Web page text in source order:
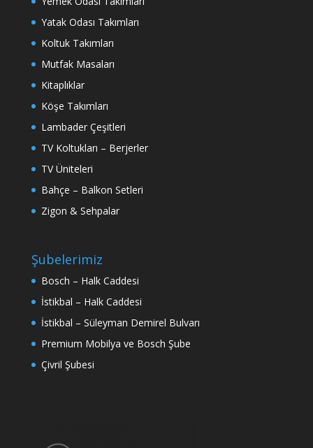
Yatak Odası Takımları
Koltuk Takımları
Mutfak Masaları
Kitaplıklar
Köşe Takımları
Lambader Çeşitleri
TV Koltukları – Berjerler
TV Üniteleri
Bahçe – Balkon Setleri
Zigon & Sehpalar
Şubelerimiz
Bosch – Halk Caddesi
İstikbal – Halk Caddesi
İstikbal – Süleyman Demirel Bulvarı
Premium Mobilya ve Bosch Şube
Çivril Şubesi